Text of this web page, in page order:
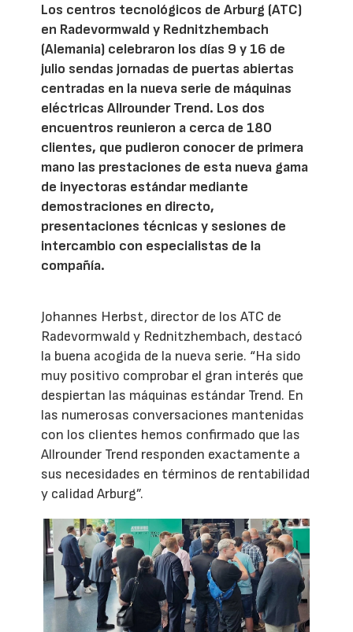
Los centros tecnológicos de Arburg (ATC)
en Radevormwald y Rednitzhembach
(Alemania) celebraron los días 9 y 16 de
julio sendas jornadas de puertas abiertas
centradas en la nueva serie de máquinas
eléctricas Allrounder Trend. Los dos
encuentros reunieron a cerca de 180
clientes, que pudieron conocer de primera
mano las prestaciones de esta nueva gama
de inyectoras estándar mediante
demostraciones en directo,
presentaciones técnicas y sesiones de
intercambio con especialistas de la
compañía.
Johannes Herbst, director de los ATC de
Radevormwald y Rednitzhembach, destacó
la buena acogida de la nueva serie. “Ha sido
muy positivo comprobar el gran interés que
despiertan las máquinas estándar Trend. En
las numerosas conversaciones mantenidas
con los clientes hemos confirmado que las
Allrounder Trend responden exactamente a
sus necesidades en términos de rentabilidad
y calidad Arburg”.